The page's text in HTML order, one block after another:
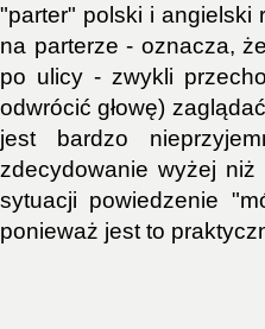
"parter" polski i angielski
na parterze - oznacza,
po ulicy - zwykli
odwrócić głowę)
jest bardzo
zdecydowanie wyżej
sytuacji powiedzenie
ponieważ jest to